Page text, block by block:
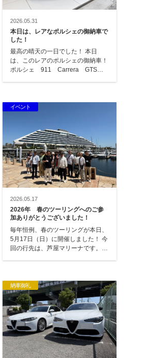
2026.05.31
本日は、レアなポルシェの御納車で
した！
最高の晴天の一日でした！ 本日
は、このレアのポルシェの御納車！
ポルシェ 911 Carrera GTSで
イベント
2026.05.17
2026年 春のツーリングへのご参
加ありがとうございました！
毎年恒例、春のツーリングが本日、
5月17日（日）に開催しました！ 今
回の行先は、芦屋マリーナです。
納車御礼